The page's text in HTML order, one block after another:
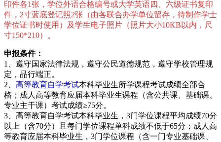
印件各1张，学位外语合格编号或大学英语四、六级证书复印
件，2寸蓝底登记照2张（由各联合办学单位留存，待制作学士
学位证书时使用）及学生电子照片（照片大小10KB以内，尺
寸150*210）。
申报条件：
1、遵守国家法律法规，遵守公民道德规范，遵守学校管理规
定，品行端正。
2、 高等教育自学考试本科毕业生所学课程考试成绩全部合
格；成人高等教育应届本科毕业生课程（含公共课、基础课、
专业主干课）考试成绩≥75分。
3、高等教育自学考试本科毕业生，3门学位课程平均成绩70分
以上（含70分）且每门学位课程单科成绩不低于65分；成人高
等教育应届本科毕业生，3门学位课程（含一门专业基础课、